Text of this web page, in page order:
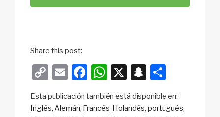
Share this post:
C
p
E
ail
F
c
W
at
X
S
a
ar
Esta publicación también está disponible en:
Inglés Alemán Francés Holandés portugués